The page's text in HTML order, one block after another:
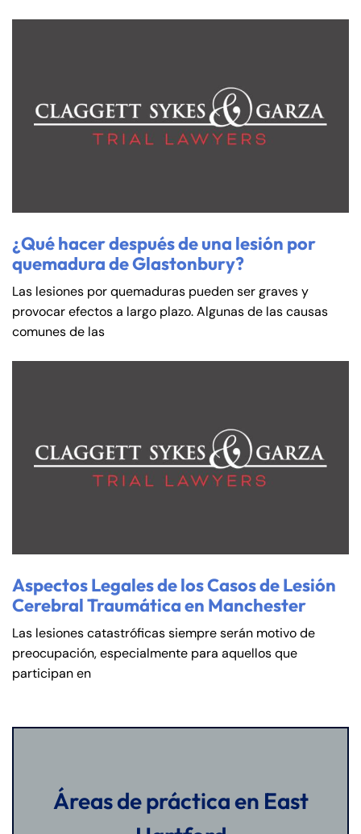
¿Qué hacer después de una lesión por
quemadura de Glastonbury?
Las lesiones por quemaduras pueden ser graves y
provocar efectos a largo plazo. Algunas de las causas
comunes de las
Aspectos Legales de los Casos de Lesión
Cerebral Traumática en Manchester
Las lesiones catastróficas siempre serán motivo de
preocupación, especialmente para aquellos que
participan en
Áreas de práctica en East